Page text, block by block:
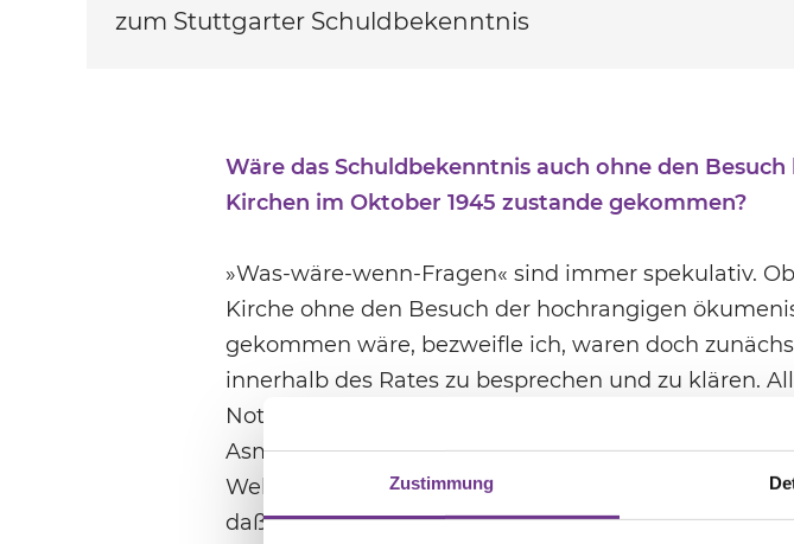
Zustimmung
zum Stuttgarter Schuldbekenntnis
Wäre das Schuldbekenntnis auch ohne den
Kirchen im Oktober 1945 zustande gekommen?
»Was-wäre-wenn-Fragen« sind immer spekulativ.
Kirche ohne den Besuch der hochrangigen
gekommen wäre, bezweifle ich, waren doch
innerhalb des Rates zu besprechen und zu klären.
Notwendigkeit eines Schuldbekenntnisses seitens
Asmussen beispielsweise hatte bereits im
Weltrates der Kirchen, Willem Visser t‘ Hooft,
daß die Welt für ein kirchliches Zeugnis«